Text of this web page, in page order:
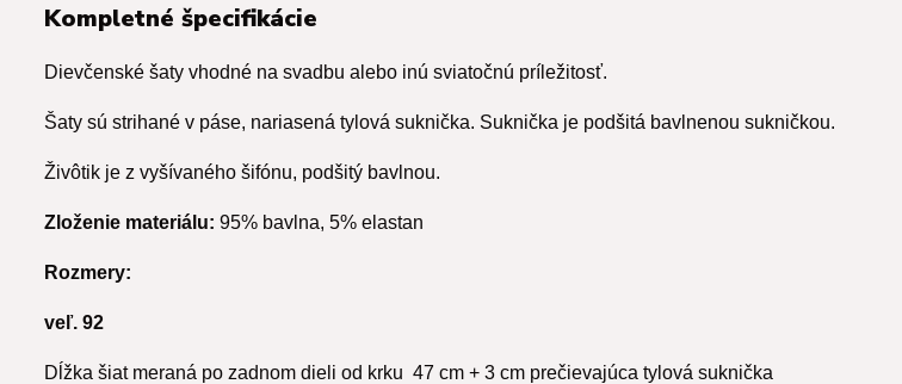
Kompletné špecifikácie
Dievčenské šaty vhodné na svadbu alebo inú sviatočnú príležitosť.
Šaty sú strihané v páse, nariasená tylová suknička. Suknička je podšitá bavlnenou sukničkou.
Živôtik je z vyšívaného šifónu, podšitý bavlnou.
Zloženie materiálu: 95% bavlna, 5% elastan
Rozmery:
veľ. 92
Dĺžka šiat meraná po zadnom dieli od krku 47 cm + 3 cm prečievajúca tylová suknička